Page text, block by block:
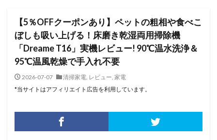
【5％OFFクーポンあり】ペットの粗相や食べこ
ぼしも吸い上げる！床磨き乾湿両用掃除機
「Dreame T16」実機レビュー! 90℃温水洗浄＆
95℃温風乾燥で手入れ不要
2026-07-07 清掃家電, レビュー, 家電
*当サイトはアフィリエイト広告を利用しています。